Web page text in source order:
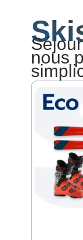
nous